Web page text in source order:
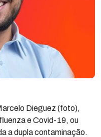
Dieguez (foto),
e Covid-19, ou
a dupla contaminação.